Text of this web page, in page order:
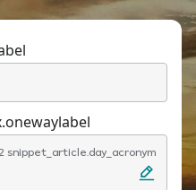
snippet_article.day_acronym